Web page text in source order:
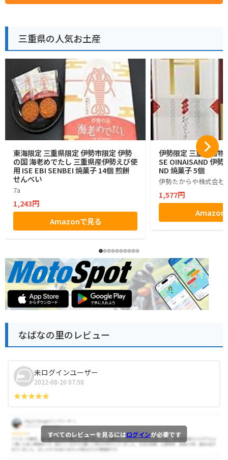
三重県の人気お土産
東海限定 三重県限定 伊勢市限定 伊勢
の国 海老めでたし 三重県産伊勢えび使
用 ISE EBI SENBEI 焼菓子 14個 煎餅
せんべい
7a
1,243円
Amazonで見る
伊勢限定 三重県名物
SE OINAISAND 伊勢
ND 焼菓子 5個
伊勢たからや株式会社
1,577円
Amazon
なばなの里のレビュー
未ログインユーザー
2022-08-20 07:58
すべてのレビューを見るにはログインが必要です